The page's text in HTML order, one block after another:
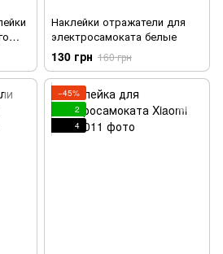
Наклейки отражатели для
электросамоката белые
130 грн 160 грн
−45%
2
4